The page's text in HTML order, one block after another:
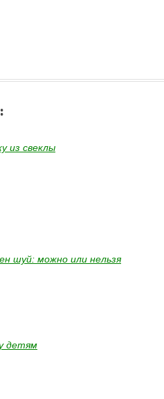
из свеклы
шуй: можно или нельзя
детям